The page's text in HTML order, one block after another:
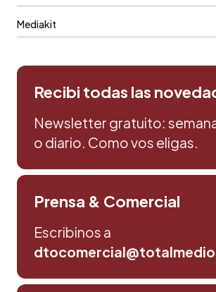
Mediakit
Recibi todas las
Newsletter gratuito:
o diario. Como vos eligas.
Prensa & Comercial
Escribinos a